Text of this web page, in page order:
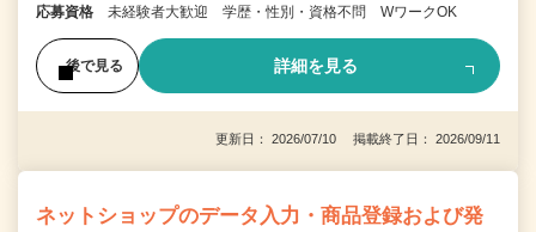
応募資格 未経験者大歓迎 学歴・性別・資格不問 WワークOK
後で見る 詳細を見る
更新日： 2026/07/10 掲載終了日： 2026/09/11
ネットショップのデータ入力・商品登録および発